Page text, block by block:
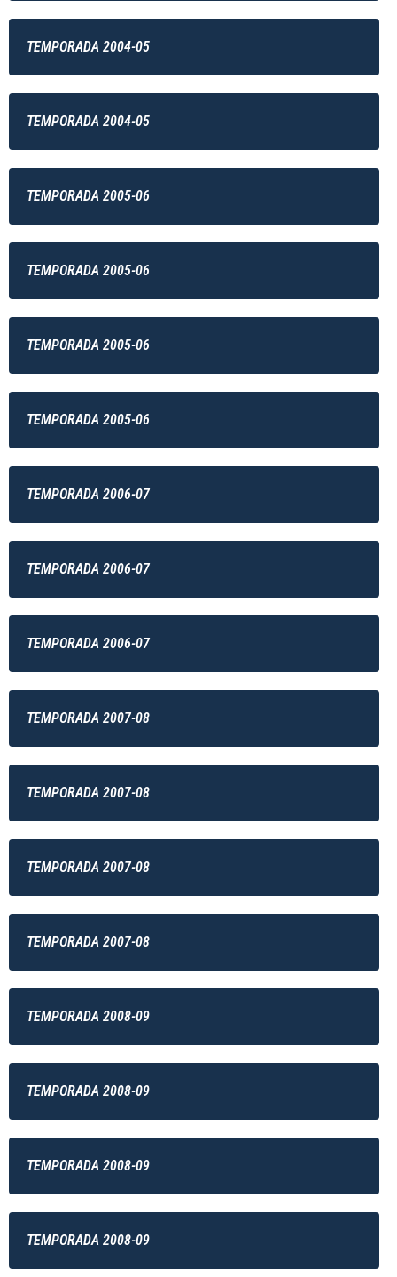
TEMPORADA 2004-05
TEMPORADA 2004-05
TEMPORADA 2005-06
TEMPORADA 2005-06
TEMPORADA 2005-06
TEMPORADA 2005-06
TEMPORADA 2006-07
TEMPORADA 2006-07
TEMPORADA 2006-07
TEMPORADA 2007-08
TEMPORADA 2007-08
TEMPORADA 2007-08
TEMPORADA 2007-08
TEMPORADA 2008-09
TEMPORADA 2008-09
TEMPORADA 2008-09
TEMPORADA 2008-09